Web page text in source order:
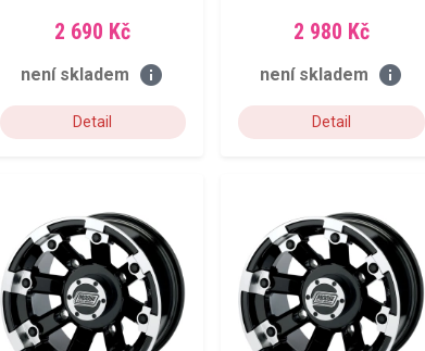
2 690 Kč
není skladem info
Detail
2 980 Kč
není skladem info
Detail